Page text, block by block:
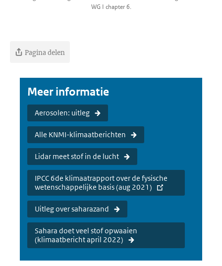
WG I chapter 6.
Pagina delen
Meer informatie
Aerosolen: uitleg
Alle KNMI-klimaatberichten
Lidar meet stof in de lucht
IPCC 6de klimaatrapport over de fysische
wetenschappelijke basis (aug 2021)
Uitleg over saharazand
Sahara doet veel stof opwaaien
(klimaatbericht april 2022)